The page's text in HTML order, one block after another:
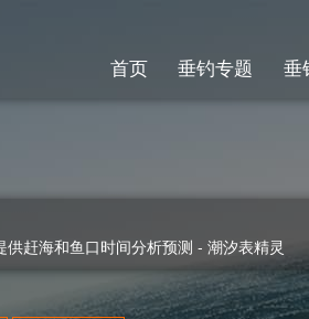
首页 垂钓专题 垂
赶海和鱼口时间分析预测 - 潮汐表精灵